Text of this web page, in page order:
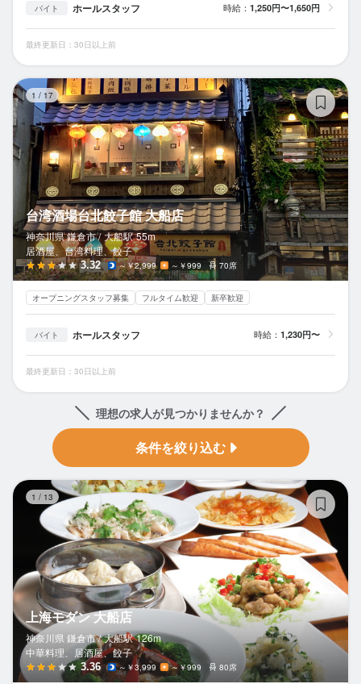
バイト ホールスタッフ 時給： 1,250円〜1,650円
最終更新日：30日以上前
1 / 17
台湾酒場台北餃子館 大船店
神奈川県 鎌倉市 / 大船駅 55m
居酒屋、台湾料理、餃子
3.32 ～￥2,999 ～￥999 70席
オープニングスタッフ募集 フルタイム歓迎 新卒歓迎
バイト ホールスタッフ 時給： 1,230円〜
最終更新日：30日以上前
理想の求人が見つかりませんか？
条件を絞り込む
1 / 13
上海モダン 大船店
神奈川県 鎌倉市 / 大船駅 126m
中華料理、居酒屋、餃子
3.36 ～￥3,999 ～￥999 80席